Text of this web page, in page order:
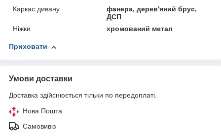
Каркас дивану
фанера, дерев'яний брус,
ДСП
Ніжки
хромований метал
Приховати
Умови доставки
Доставка здійснюється тільки по передоплаті.
Нова Пошта
Самовивіз